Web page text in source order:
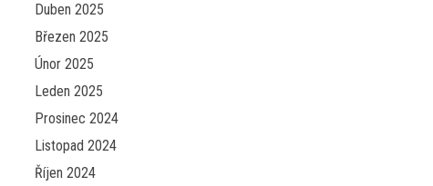
Duben 2025
Březen 2025
Únor 2025
Leden 2025
Prosinec 2024
Listopad 2024
Říjen 2024